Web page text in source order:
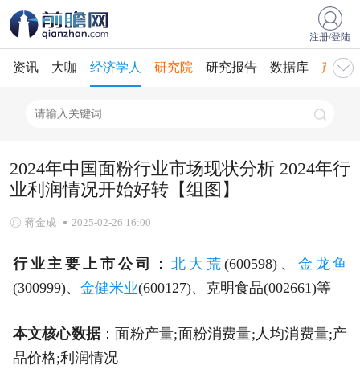
注册/登陆
资讯 大咖 经济学人 研究院 研究报告 数据库 产业
2024年中国面粉行业市场现状分析 2024年行
业利润情况开始好转【组图】
蒋金成 2025-02-26 16:00
行业主要上市公司 ： 北大荒 (600598)、 金龙鱼
(300999)、 金健米业(600127)、克明食品(002661)等
本文核心数据：面粉产量;面粉消费量;人均消费量;产
品价格;利润情况